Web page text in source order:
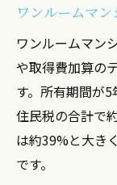
不動産
全体像
投資用
底解説
贈与と
流れ
ワンルームマ
ワンルームマン
や取得費加算の
す。所有期間が
住民税の合計で
は約39%と大き
です。